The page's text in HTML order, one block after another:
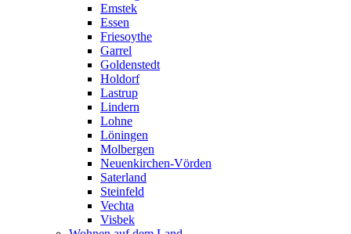
Emstek
Essen
Friesoythe
Garrel
Goldenstedt
Holdorf
Lastrup
Lindern
Lohne
Löningen
Molbergen
Neuenkirchen-Vörden
Saterland
Steinfeld
Vechta
Visbek